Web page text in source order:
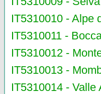
IT5310010 - Alpe
IT5310011 -
IT5310012 -
IT5310013 -
IT5310014 - Valle